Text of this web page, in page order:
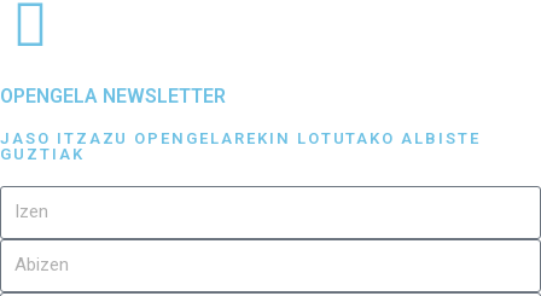
OPENGELA NEWSLETTER
JASO ITZAZU OPENGELAREKIN LOTUTAKO ALBISTE
GUZTIAK